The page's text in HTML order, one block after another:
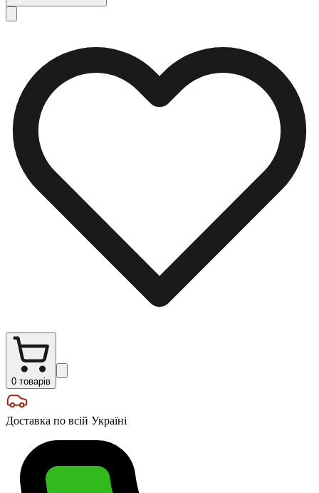
0 товарів
Доставка по всій Україні